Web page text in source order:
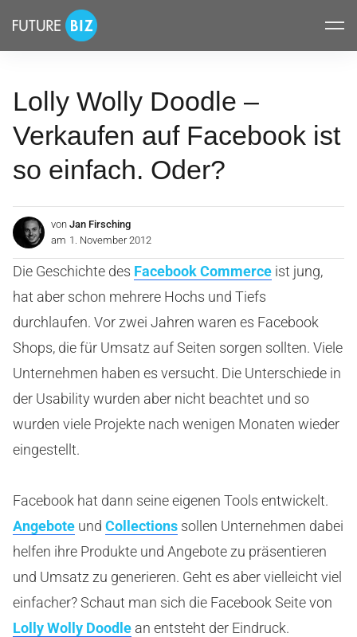
überspringen
FUTUREBIZ
Lolly Wolly Doodle –
Verkaufen auf Facebook ist
so einfach. Oder?
von Jan Firsching
am 1. November 2012
Die Geschichte des Facebook Commerce ist jung,
hat aber schon mehrere Hochs und Tiefs
durchlaufen. Vor zwei Jahren waren es Facebook
Shops, die für Umsatz auf Seiten sorgen sollten. Viele
Unternehmen haben es versucht. Die Unterschiede in
der Usability wurden aber nicht beachtet und so
wurden viele Projekte nach wenigen Monaten wieder
eingestellt.
Facebook hat dann seine eigenen Tools entwickelt.
Angebote und Collections sollen Unternehmen dabei
helfen ihre Produkte und Angebote zu präsentieren
und Umsatz zu generieren. Geht es aber vielleicht viel
einfacher? Schaut man sich die Facebook Seite von
Lolly Wolly Doodle an entsteht der Eindruck.